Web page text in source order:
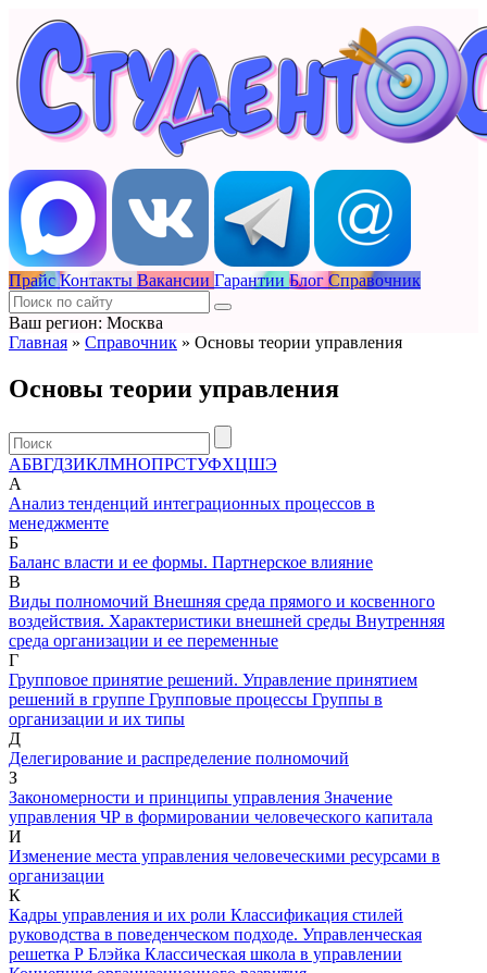
Прайс Контакты Вакансии Гарантии Блог Справочник
Ваш регион: Москва
Главная » Справочник » Основы теории управления
Основы теории управления
АБВГДЗИКЛМНОПРСТУФХЦШЭ
А
Анализ тенденций интеграционных процессов в
менеджменте
Б
Баланс власти и ее формы. Партнерское влияние
В
Виды полномочий Внешняя среда прямого и косвенного
воздействия. Характеристики внешней среды Внутренняя
среда организации и ее переменные
Г
Групповое принятие решений. Управление принятием
решений в группе Групповые процессы Группы в
организации и их типы
Д
Делегирование и распределение полномочий
З
Закономерности и принципы управления Значение
управления ЧР в формировании человеческого капитала
И
Изменение места управления человеческими ресурсами в
организации
К
Кадры управления и их роли Классификация стилей
руководства в поведенческом подходе. Управленческая
решетка Р Блэйка Классическая школа в управлении